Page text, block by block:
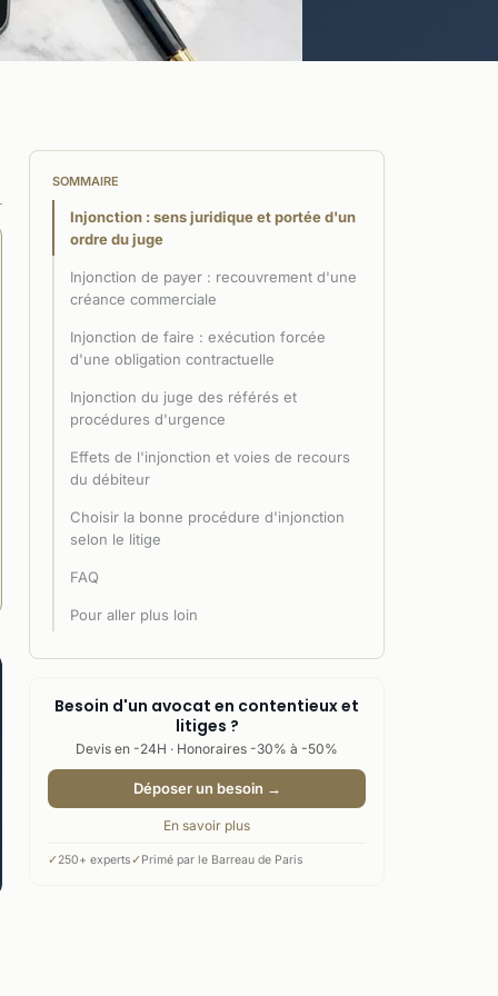
SOMMAIRE
Injonction : sens juridique et portée d'un
ordre du juge
Injonction de payer : recouvrement d'une
créance commerciale
Injonction de faire : exécution forcée
d'une obligation contractuelle
Injonction du juge des référés et
procédures d'urgence
Effets de l'injonction et voies de recours
du débiteur
Choisir la bonne procédure d'injonction
selon le litige
FAQ
Pour aller plus loin
Besoin d'un avocat en contentieux et
litiges ?
Devis en -24H · Honoraires -30% à -50%
Déposer un besoin →
En savoir plus
✓ 250+ experts✓ Primé par le Barreau de Paris